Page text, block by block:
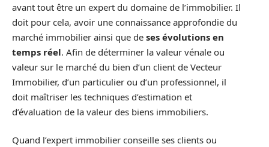
avant tout être un expert du domaine de l’immobilier. Il
doit pour cela, avoir une connaissance approfondie du
marché immobilier ainsi que de ses évolutions en
temps réel. Afin de déterminer la valeur vénale ou
valeur sur le marché du bien d’un client de Vecteur
Immobilier, d’un particulier ou d’un professionnel, il
doit maîtriser les techniques d’estimation et
d’évaluation de la valeur des biens immobiliers.
Quand l’expert immobilier conseille ses clients ou